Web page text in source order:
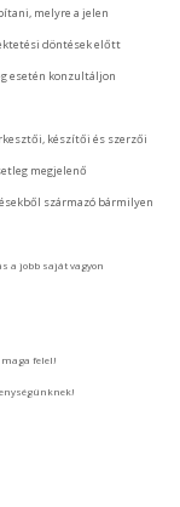
melyre a jelen
döntések előtt
esetén konzultáljon
készítői és szerzői
megjelenő
származó bármilyen
a jobb saját vagyon
felel!